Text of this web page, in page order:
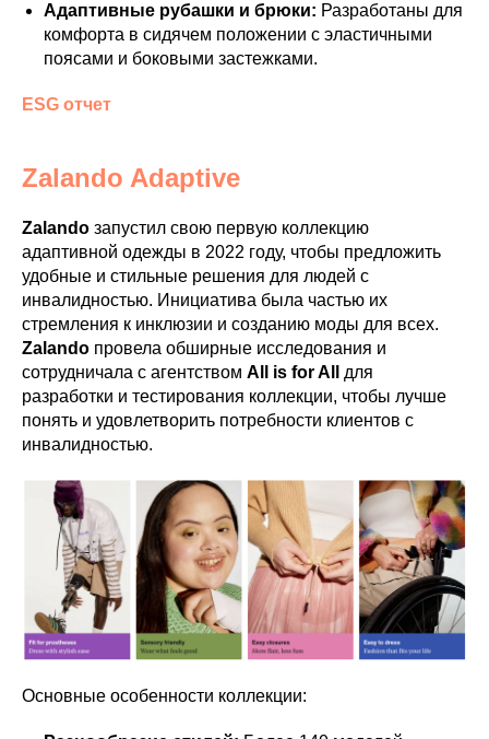
Адаптивные рубашки и брюки: Разработаны для
комфорта в сидячем положении с эластичными
поясами и боковыми застежками.
ESG отчет
Zalando Adaptive
Zalando запустил свою первую коллекцию
адаптивной одежды в 2022 году, чтобы предложить
удобные и стильные решения для людей с
инвалидностью. Инициатива была частью их
стремления к инклюзии и созданию моды для всех.
Zalando провела обширные исследования и
сотрудничала с агентством All is for All
для
разработки и тестирования коллекции, чтобы лучше
понять и удовлетворить потребности клиентов с
инвалидностью.
Основные особенности коллекции: